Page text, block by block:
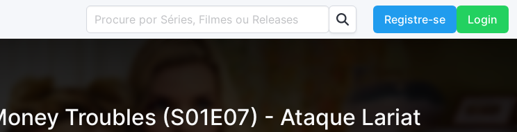
Registre-se Login
Troubles (S01E07) - Ataque Lariat